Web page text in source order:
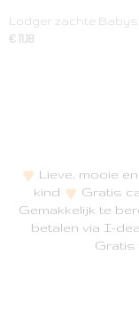
Lodger zachte
€ 11,18
Lieve, mooie
kind
Gratis
Gemakkelijk te
betalen via I-
Gratis